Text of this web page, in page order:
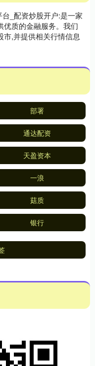
_配资炒股开户:是一家
优质的金融服务。我们
,并提供相关行情信息
部署
通达配资
天盈资本
一浪
菇质
银行